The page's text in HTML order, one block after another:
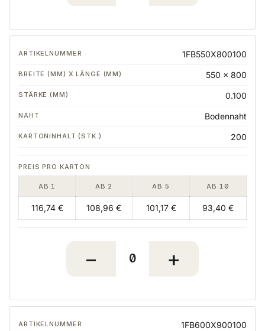
1FB550X800100
550 x 800
0.100
Bodennaht
200
AB 1 AB 2 AB 5 AB 10
116,74 € 108,96 € 101,17 € 93,40 €
1FB600X900100